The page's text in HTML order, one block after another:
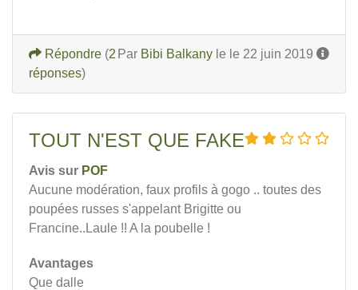
Par Bibi Balkany le le 22 juin 2019
Répondre (2
réponses)
TOUT N'EST QUE FAKE
Avis sur POF
Aucune modération, faux profils à gogo .. toutes des
poupées russes s'appelant Brigitte ou
Francine..Laule !! A la poubelle !
Avantages
Que dalle